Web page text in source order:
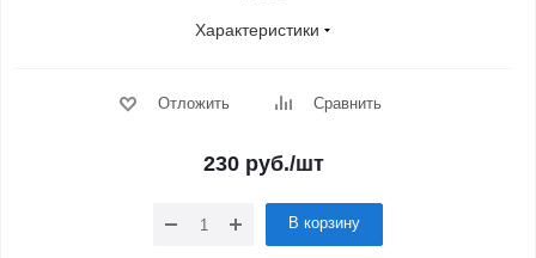
Характеристики
Отложить Сравнить
230 руб./шт
В корзину